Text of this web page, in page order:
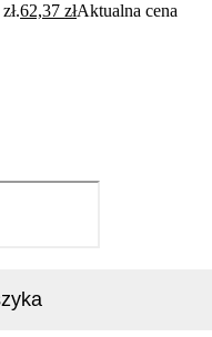
62,37złAktualna cena